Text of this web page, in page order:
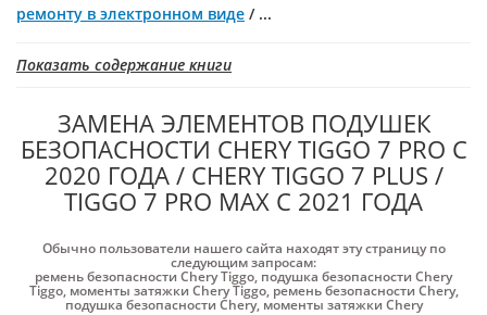
ремонту в электронном виде / ...
Показать содержание книги
ЗАМЕНА ЭЛЕМЕНТОВ ПОДУШЕК
БЕЗОПАСНОСТИ CHERY TIGGO 7 PRO C
2020 ГОДА / CHERY TIGGO 7 PLUS /
TIGGO 7 PRO MAX С 2021 ГОДА
Обычно пользователи нашего сайта находят эту страницу по
следующим запросам:
ремень безопасности Chery Tiggo, подушка безопасности Chery
Tiggo, моменты затяжки Chery Tiggo, ремень безопасности Chery,
подушка безопасности Chery, моменты затяжки Chery